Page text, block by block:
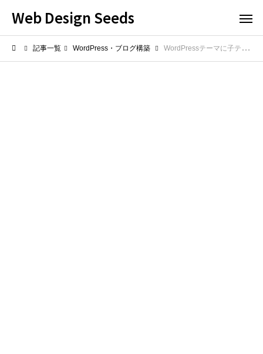
Web Design Seeds
記事一覧 WordPress・ブログ構築 WordPressテーマに子テーマは必要？メリット・デメリットと導入すべきケース